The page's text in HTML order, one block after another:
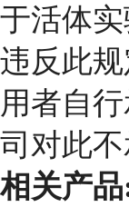
于活体
违反此
用者自
司对此不
相关产